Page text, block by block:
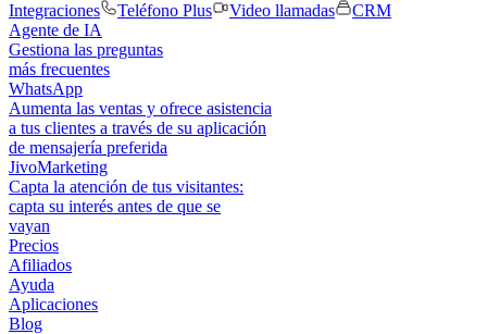
Integraciones
Teléfono Plus Video llamadas
CRM
Agente de IA
Gestiona las preguntas
más frecuentes
WhatsApp
Aumenta las ventas y ofrece asistencia
a tus clientes a través de su aplicación
de mensajería preferida
JivoMarketing
Capta la atención de tus visitantes:
capta su interés antes de que se
vayan
Precios
Afiliados
Ayuda
Aplicaciones
Blog